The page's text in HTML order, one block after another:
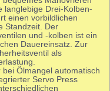
langlebige Drei-Kolben-
einen vorbildlichen
Standzeit. Der
und -kolben ist ein
Dauereinsatz. Zur
als
Ölmangel automatisch
Servo Press